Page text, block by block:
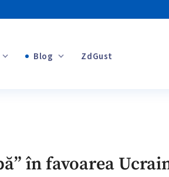
Blog ZdGust
în favoarea